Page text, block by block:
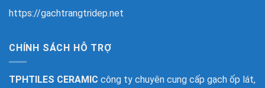
https://gachtrangtridep.net
CHÍNH SÁCH HỖ TRỢ
TPHTILES CERAMIC công ty chuyên cung cấp gạch ốp lát,